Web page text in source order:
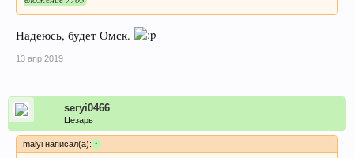
Надеюсь, будет Омск.
13 апр 2019
seryi0466
Цезарь
malyi написал(а):↑